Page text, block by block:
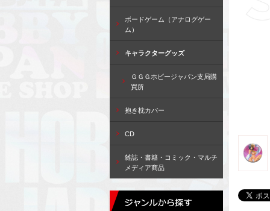
ボードゲーム（アナログゲー
ム）
キャラクターグッズ
ＧＧＧホビージャパン支局購
買所
抱き枕カバー
CD
雑誌・書籍・コミック・マルチ
メディア商品